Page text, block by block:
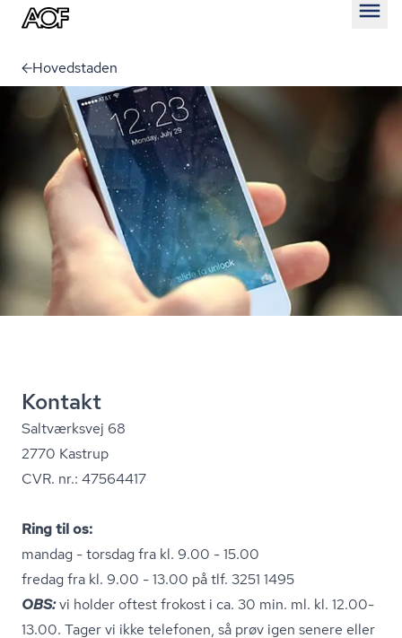
Hovedstaden
Kontakt
Saltværksvej 68
2770 Kastrup
CVR. nr.: 47564417
Ring til os:
mandag - torsdag fra kl. 9.00 - 15.00
fredag fra kl. 9.00 - 13.00 på tlf. 3251 1495
OBS:vi holder oftest frokost i ca. 30 min. ml. kl. 12.00-
13.00. Tager vi ikke telefonen, så prøv igen senere eller